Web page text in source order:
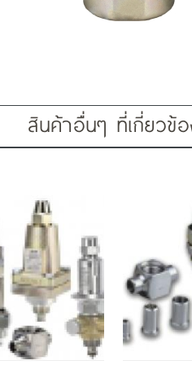
สินค้าอื่นๆ ที่เกี่ยวข้